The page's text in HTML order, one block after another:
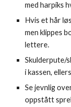
med harpiks
Hvis et hår
men klippes
lettere.
Skulderpute/
i kassen,
Se jevnlig
oppstått